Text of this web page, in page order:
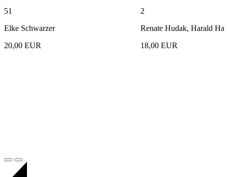
51
Elke Schwarzer
20,00 EUR
2
Renate Hudak, Harald
18,00 EUR